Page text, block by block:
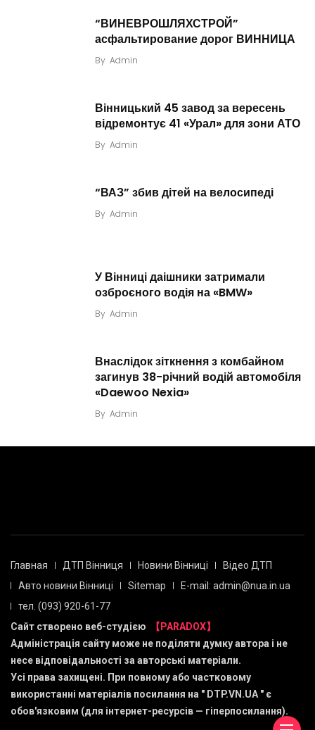
“ВИНЕВРОШЛЯХСТРОЙ”
асфальтирование дорог ВИННИЦА
By Admin
Вінницький 45 завод за вересень
відремонтує 41 «Урал» для зони АТО
By Admin
“ВАЗ” збив дітей на велосипеді
By Admin
У Вінниці даішники затримали
озброєного водія на «BMW»
By Admin
Внаслідок зіткнення з комбайном
загинув 38-річний водій автомобіля
«Daewoo Nexia»
By Admin
Главная ДТП Вінниця Новини Вінниці
Відео ДТП
Авто новини Вінниці
Sitemap
E-mail: admin@nua.in.ua
тел. (093) 920-61-77
Сайт створено веб-студією
【PARADOX】
Адміністрація сайту може не поділяти думку автора і не
несе відповідальності за авторські матеріали.
Усі права захищені. При повному або частковому
використанні матеріалів посилання на " DTP.VN.UA " є
обов'язковим (для інтернет-ресурсів — гіперпосилання).